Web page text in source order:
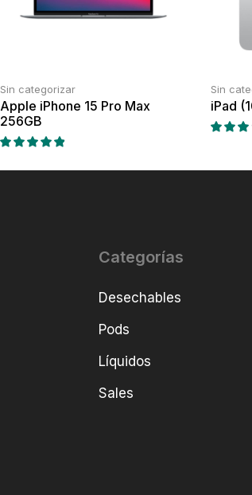
Sin categorizar
Apple iPhone 15 Pro Max
256GB
Sin
iPad
Categorías
Desechables
Pods
Líquidos
Sales